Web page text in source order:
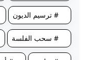
# ترسيم الديون
# سحب الفلسة